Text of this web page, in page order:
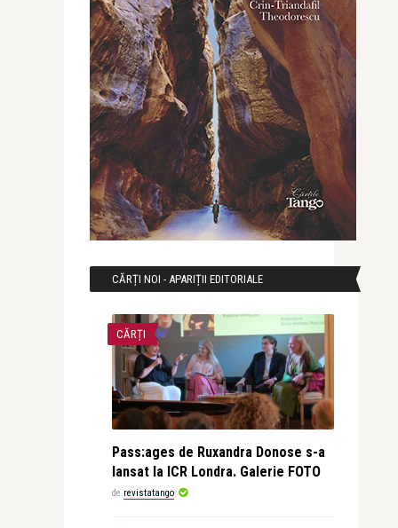
CĂRȚI NOI - APARIȚII EDITORIALE
CĂRȚI
Pass:ages de Ruxandra Donose s-a
lansat la ICR Londra. Galerie FOTO
de revistatango